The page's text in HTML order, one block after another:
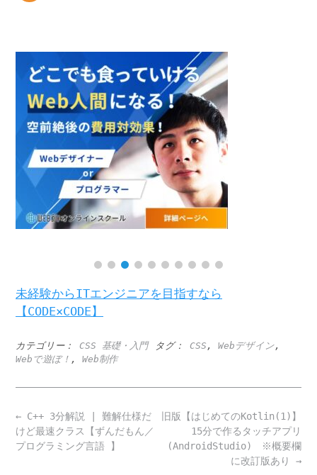
未経験からITエンジニアを目指すなら
【CODE×CODE】
カテゴリー： CSS 基礎・入門 タグ： CSS , Webデザイン,
Webで遊ぼ！ , Web制作
Post
navigation
旧版【はじめてのKotlin(1)】
15分で作るタッチアプリ
(AndroidStudio) ※概要欄
に改訂版あり →
← C++ 3分解説 | 難解仕様だ
けど最速クラス【ずんだもん／
プログラミング言語 】